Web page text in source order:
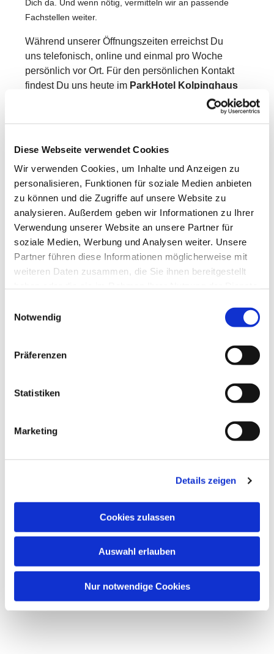
Diese Webseite verwendet Cookies
Wir verwenden Cookies, um Inhalte und Anzeigen zu
personalisieren, Funktionen für soziale Medien anbieten
zu können und die Zugriffe auf unsere Website zu
analysieren. Außerdem geben wir Informationen zu Ihrer
Verwendung unserer Website an unsere Partner für
soziale Medien, Werbung und Analysen weiter. Unsere
Partner führen diese Informationen möglicherweise mit
weiteren Daten zusammen, die Sie ihnen bereitgestellt
Notwendig
Präferenzen
Statistiken
Marketing
Details zeigen
Cookies zulassen
Auswahl erlauben
Nur notwendige Cookies
Dich da. Und wenn nötig, vermitteln wir an passende
Fachstellen weiter.
Während unserer Öffnungszeiten erreichst Du
uns telefonisch, online und einmal pro Woche
persönlich vor Ort. Für den persönlichen Kontakt
findest Du uns heute im ParkHotel
Kolpinghaus
Mo., Di., Do., Fr.: 09 – 12 Uhr
Wir freuen uns auf Dich!
interessieren